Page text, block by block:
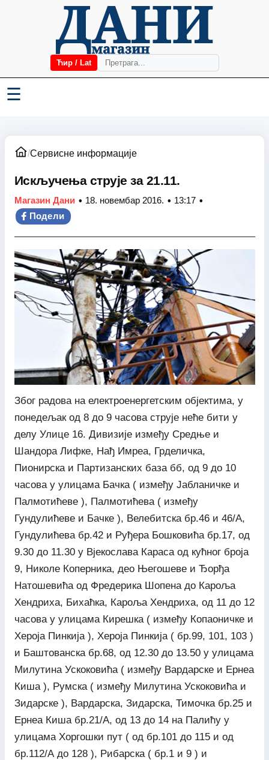
Ћир / Lat
☰
/Сервисне информације
Искључења струје за 21.11.
Магазин Дани • 18. новембар 2016. • 13:17 •
Подели
Због радова на електроенергетским објектима, у
понедељак од 8 до 9 часова струје неће бити у
делу Улице 16. Дивизије између Средње и
Шандора Лифке, Нађ Имреа, Грделичка,
Пионирска и Партизанских база бб, од 9 до 10
часова у улицама Бачка ( између Јабланичке и
Палмотићеве ), Палмотићева ( између
Гундулићеве и Бачке ), Велебитска бр.46 и 46/А,
Гундулићева бр.42 и Руђера Бошковића бр.17, од
9.30 до 11.30 у Вјекослава Караса од кућног броја
9, Николе Коперника, део Његошеве и Ђорђа
Натошевића од Фредерика Шопена до Кароља
Хендриха, Бихаћка, Кароља Хендриха, од 11 до 12
часова у улицама Кирешка ( између Копаоничке и
Хероја Пинкија ), Хероја Пинкија ( бр.99, 101, 103 )
и Баштованска бр.68, од 12.30 до 13.50 у улицама
Милутина Ускоковића ( између Вардарске и Ернеа
Киша ), Румска ( између Милутина Ускоковића и
Зидарске ), Вардарска, Зидарска, Тимочка бр.25 и
Ернеа Киша бр.21/А, од 13 до 14 на Палићу у
улицама Хоргошки пут ( од бр.101 до 115 и од
бр.112/А до 128 ), Рибарска ( бр.1 и 9 ) и